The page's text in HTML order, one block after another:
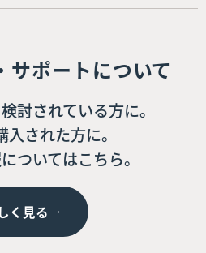
サポートについて
討されている方に。
された方に。
ついてはこちら。
く見る